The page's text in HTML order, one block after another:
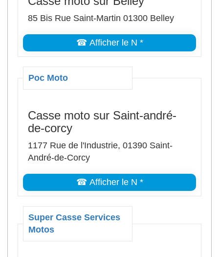
85 Bis Rue Saint-Martin 01300 Belley
☎ Afficher le N *
Poc Moto
Casse moto sur Saint-andré-
de-corcy
1177 Rue de l'Industrie, 01390 Saint-
André-de-Corcy
☎ Afficher le N *
Super Casse Services
Motos